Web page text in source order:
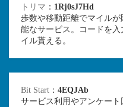
トリマ ： 1Rj0sJ7Hd
歩数や移動距離でマイル
能なサービス。コードを
イル貰える。
Bit Start ： 4EQJAb
サービス利用やアンケー